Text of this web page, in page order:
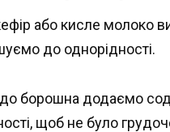
або кисле молоко
до однорідності.
борошна додаємо
щоб не було